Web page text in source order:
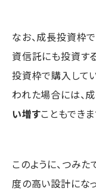
なお、成長投資枠
資信託にも投資す
投資枠で購入して
われた場合には、
い増すこともできま
このように、つみ
度の高い設計にな